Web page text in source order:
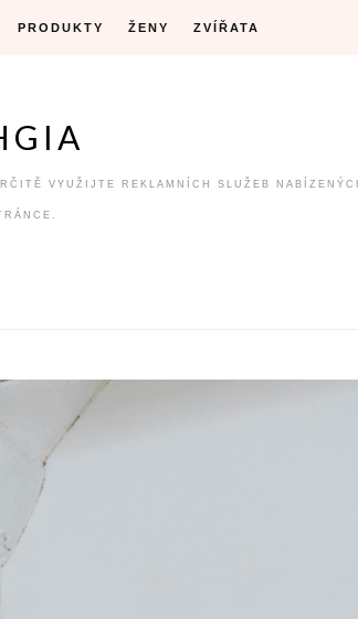
PRODUKTY ŽENY ZVÍŘATA
VYUŽIJTE REKLAMNÍCH SLUŽEB